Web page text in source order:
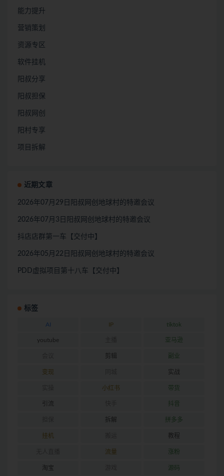
能力提升
营销策划
资源专区
软件挂机
阳叔分享
阳叔担保
阳叔网创
阳村专享
项目拆解
近期文章
2026年07月29日阳叔网创地球村的特邀会议
2026年07月3日阳叔网创地球村的特邀会议
抖店店群第一车【交付中】
2026年05月22日阳叔网创地球村的特邀会议
PDD虚拟项目第十八车【交付中】
标签
AI IP tiktok
youtube 亚马逊
剪辑 副业
变现 实战
小红书 带货
引流 抖音
拆解 拼多多
挂机 教程
流量 涨粉
淘宝 源码